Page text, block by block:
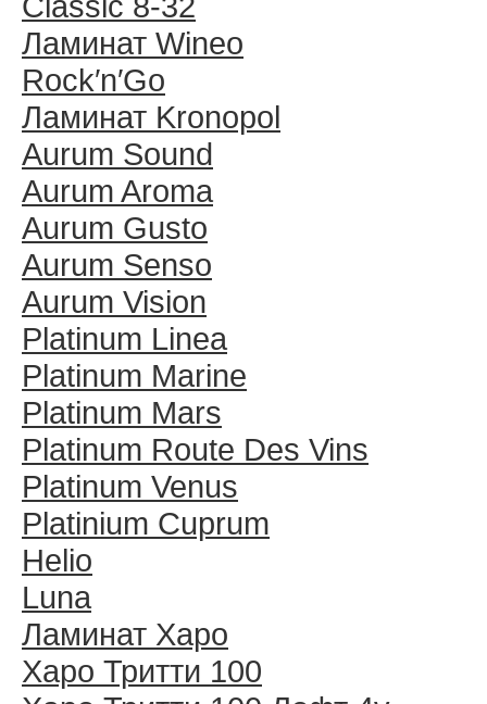
Ламинат Wineo
Rock′n′Go
Ламинат Kronopol
Aurum Sound
Aurum Aroma
Aurum Gusto
Aurum Senso
Aurum Vision
Platinum Linea
Platinum Marine
Platinum Mars
Platinum Route Des Vins
Platinum Venus
Platinium Cuprum
Helio
Luna
Ламинат Харо
Харо Тритти 100